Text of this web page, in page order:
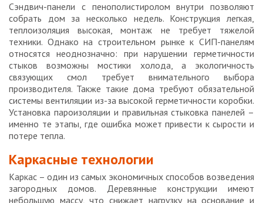
Сэндвич-панели с пенополистиролом внутри позволяют
собрать дом за несколько недель. Конструкция легкая,
теплоизоляция высокая, монтаж не требует тяжелой
техники. Однако на строительном рынке к СИП-панелям
относятся неоднозначно: при нарушении герметичности
стыков возможны мостики холода, а экологичность
связующих смол требует внимательного выбора
производителя. Также такие дома требуют обязательной
системы вентиляции из-за высокой герметичности коробки.
Установка пароизоляции и правильная стыковка панелей –
именно те этапы, где ошибка может привести к сырости и
потере тепла.
Каркасные технологии
Каркас – один из самых экономичных способов возведения
загородных домов. Деревянные конструкции имеют
небольшую массу, что снижает нагрузку на основание и